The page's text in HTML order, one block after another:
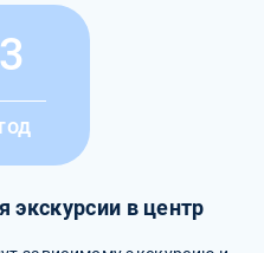
в центр